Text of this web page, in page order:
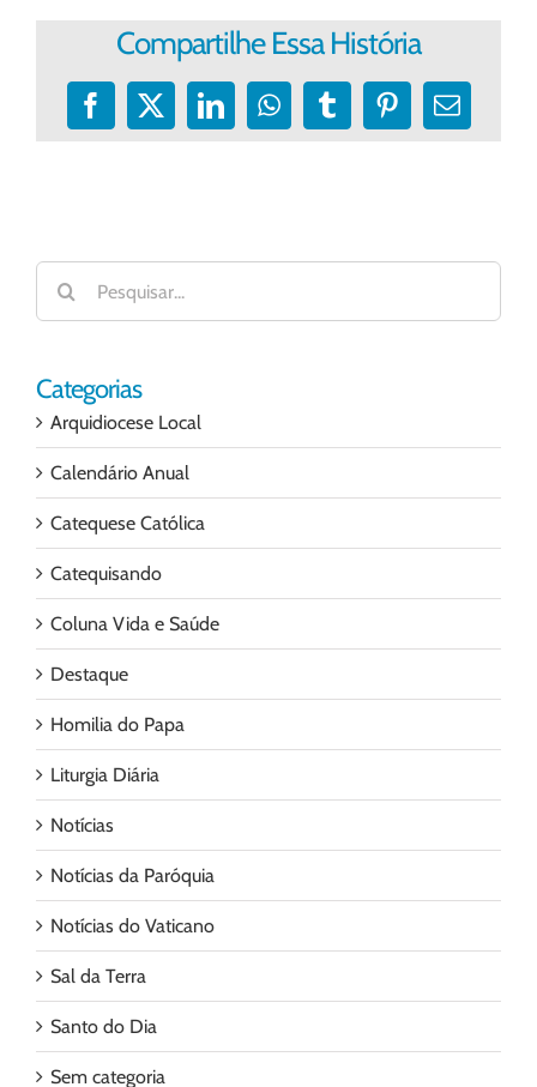
Compartilhe Essa História
Facebook
X LinkedInWhatsApp
TumblrPinterest
E-
Buscar
resultados
para:
Categorias
Arquidiocese Local
Calendário Anual
Catequese Católica
Catequisando
Coluna Vida e Saúde
Destaque
Homilia do Papa
Liturgia Diária
Notícias
Notícias da Paróquia
Notícias do Vaticano
Sal da Terra
Santo do Dia
Sem categoria